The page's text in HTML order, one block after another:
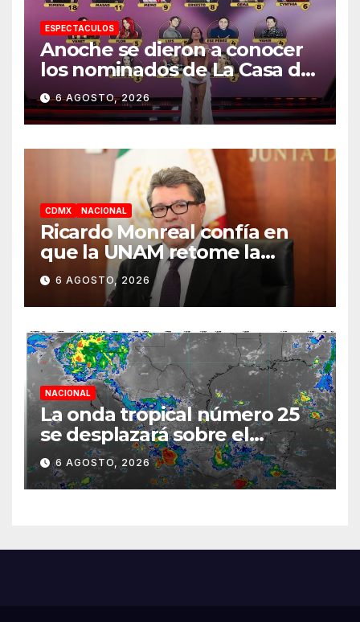
ESPECTACULOS
Anoche se dieron a conocer
los nominados de La Casa de
los Famosos México 2026 en
la segunda semana
6 AGOSTO, 2026
CDMX NACIONAL
Ricardo Monreal confía en
que la UNAM retome la
normalidad e inicie el
semestre mediante el
diálogo
6 AGOSTO, 2026
NACIONAL
La onda tropical número 25
se desplazará sobre el
sureste mexicano
6 AGOSTO, 2026